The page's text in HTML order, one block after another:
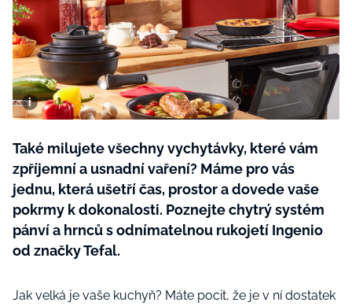
Životní styl
Všechny kategorie
Testy a kvízy
BYDLENÍ
Všechny kategorie
Tvoření
Rady a tipy
BurdaMedia
Extra
SVĚT ŽENY - 599 KČ
ROČNÍ PŘEDPLATNÉ SVĚT ŽENY +
SADA PRODUKTŮ MANA (10 ks)
Také milujete všechny vychytávky, které vám
zpříjemní a usnadní vaření? Máme pro vás
jednu, která ušetří čas, prostor a dovede vaše
pokrmy k dokonalosti. Poznejte chytrý systém
pánví a hrnců s odnímatelnou rukojetí Ingenio
od značky Tefal.
Jak velká je vaše kuchyň? Máte pocit, že je v ní dostatek